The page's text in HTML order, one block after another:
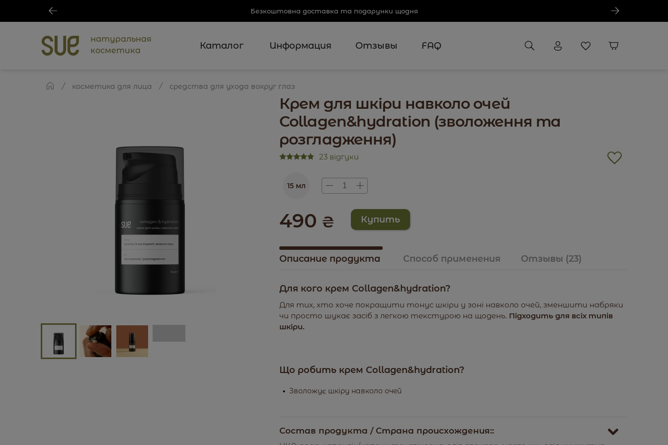
Безкоштовна доставка та подарунки щодня
натуральная
косметика
Каталог Информация Отзывы FAQ
косметика для лица средства для ухода вокруг глаз
Крем для шкіри навколо очей
Collagen&hydration (зволоження та
розгладження)
23 відгуки
15 мл
490 ₴
Описание продукта Способ применения Отзывы (23)
Для кого крем Collagen&hydration?
Для тих, хто хоче покращити тонус шкіри у зоні навколо очей, зменшити набряки
чи просто шукає засіб з легкою текстурою на щодень. Підходить для всіх типів
шкіри.
Що робить крем Collagen&hydration?
Зволожує шкіру навколо очей
Сприяє розгладженню дрібних зморшок
Попереджає старіння
Состав продукта / Страна происхождения::